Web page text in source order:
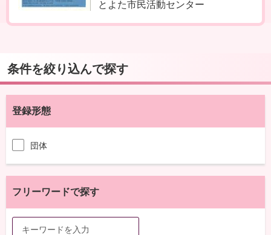
とよた市民活動センター
条件を絞り込んで探す
登録形態
団体
フリーワードで探す